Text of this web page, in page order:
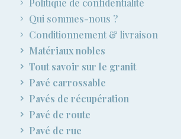
Qui sommes-nous ?
Conditionnement & livraison
Matériaux nobles
Tout savoir sur le granit
Pavé carrossable
Pavés de récupération
Pavé de route
Pavé de rue